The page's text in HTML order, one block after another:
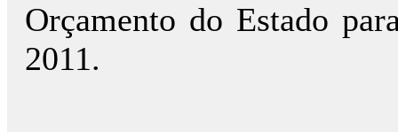
Orçamento do Estado
2011.